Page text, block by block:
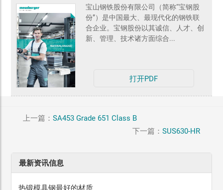
宝山钢铁股份有限公司（简称“宝钢股
份”）是中国最大、最现代化的钢铁联
合企业。宝钢股份以其诚信、人才、创
新、管理、技术诸方面综合...
打开PDF
上一篇： SA453 Grade 651 Class B
下一篇：SUS630-HR
最新资讯信息
热锻模具钢最好的材质